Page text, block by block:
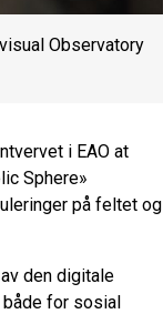
Observatory
i EAO at
Sphere»
på feltet og
den digitale
både for sosial